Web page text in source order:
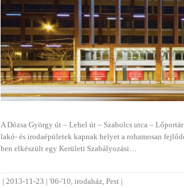
A Dózsa György út – Lehel út – Szabolcs utca –
lakó- és irodaépületek kapnak helyet a rohamosan
ben elkészült egy Kerületi Szabályozási…
|2013-11-23 |'06-'10,irodaház,Pest |